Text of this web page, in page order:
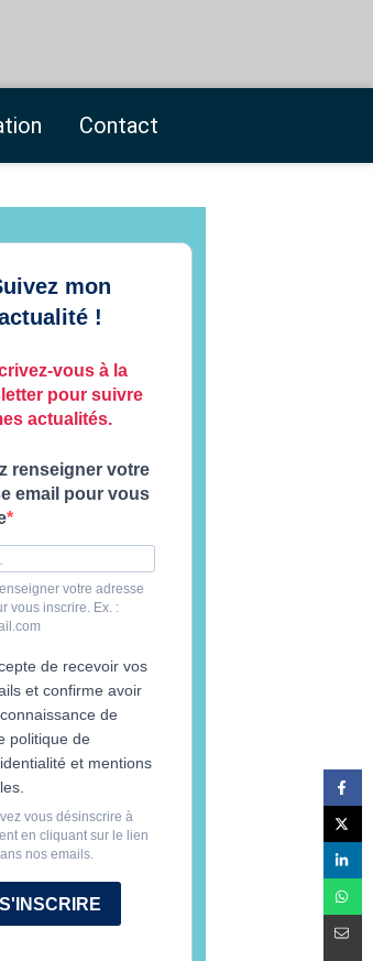
Contact
mon
!
vous à la
pour suivre
actualités.
renseigner votre
email pour vous
votre adresse
vous inscrire. Ex. :
de recevoir vos
et confirme avoir
de
politique de
et mentions
vous désinscrire à
en cliquant sur le lien
nos emails.
S'INSCRIRE